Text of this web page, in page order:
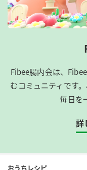
Fibee腸内会は、​
むコミュニティです
毎日を
詳
おうちレシピ